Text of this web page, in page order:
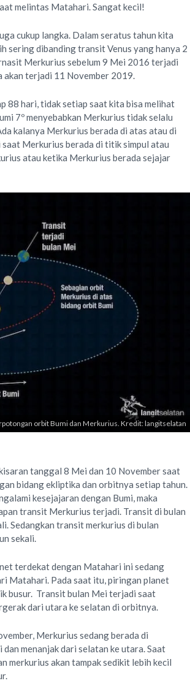
melintas Matahari. Sangat kecil!
cukup langka. Dalam seratus tahun kita
sering dibanding transit Venus yang hanya 2
Merkurius sebelum 9 Mei 2016 terjadi
terjadi 11 November 2019.
88 hari, tidak setiap saat kita bisa melihat
7º menyebabkan Merkurius tidak selalu
kalanya Merkurius berada di atas atau di
Merkurius berada di titik simpul atau
atau ketika Merkurius berada sejajar
orbit Bumi dan Merkurius. Kredit: langitselatan
tanggal 8 Mei dan 10 November saat
bidang ekliptika dan orbitnya setiap tahun.
kesejajaran dengan Bumi, maka
transit Merkurius terjadi. Transit di bulan
Sedangkan transit merkurius di bulan
sekali.
terdekat dengan Matahari ini sedang
Matahari. Pada saat itu, piringan planet
busur. Transit bulan Mei terjadi saat
dari utara ke selatan di orbitnya.
Merkurius sedang berada di
menanjak dari selatan ke utara. Saat
merkurius akan tampak sedikit lebih kecil